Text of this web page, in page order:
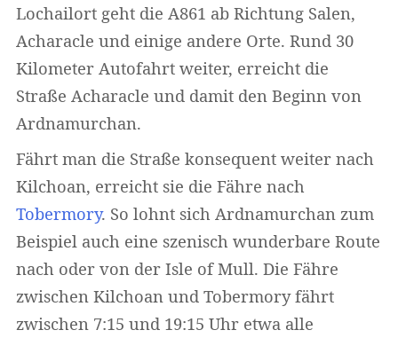
Lochailort geht die A861 ab Richtung Salen,
Acharacle und einige andere Orte. Rund 30
Kilometer Autofahrt weiter, erreicht die
Straße Acharacle und damit den Beginn von
Ardnamurchan.
Fährt man die Straße konsequent weiter nach
Kilchoan, erreicht sie die Fähre nach
Tobermory. So lohnt sich Ardnamurchan zum
Beispiel auch eine szenisch wunderbare Route
nach oder von der Isle of Mull. Die Fähre
zwischen Kilchoan und Tobermory fährt
zwischen 7:15 und 19:15 Uhr etwa alle